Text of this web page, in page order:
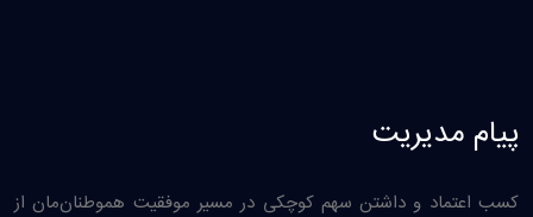
پیام مدیریت
کسب اعتماد و داشتن سهم کوچکی در مسیر موفقیت هموطنان‌مان از